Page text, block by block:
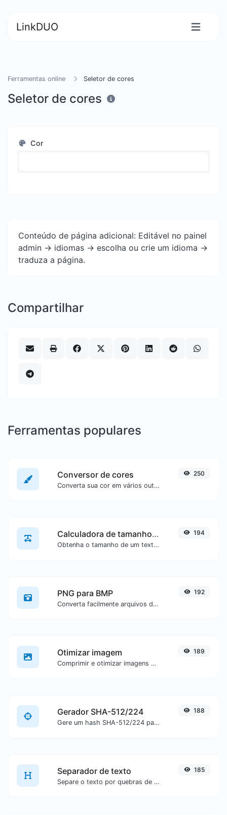
LinkDUO
Ferramentas online Seletor de cores
Seletor de cores
Cor
Conteúdo de página adicional: Editável no painel
admin -> idiomas -> escolha ou crie um idioma ->
traduza a página.
Compartilhar
Ferramentas populares
Conversor de cores
Converta sua cor em vários outros formatos.
250
Calculadora de tamanho de texto
Obtenha o tamanho de um texto em Bytes (B), Kilobytes (KB) ou Megabytes (MB).
194
PNG para BMP
Converta facilmente arquivos de imagem PNG para BMP.
192
Otimizar imagem
Comprimir e otimizar imagens para um tamanho menor, mas mantendo alta qualidade.
189
Gerador SHA-512/224
Gere um hash SHA-512/224 para qualquer entrada de texto.
188
Separador de texto
Separe o texto por quebras de linha, vírgulas, pontos...etc.
185